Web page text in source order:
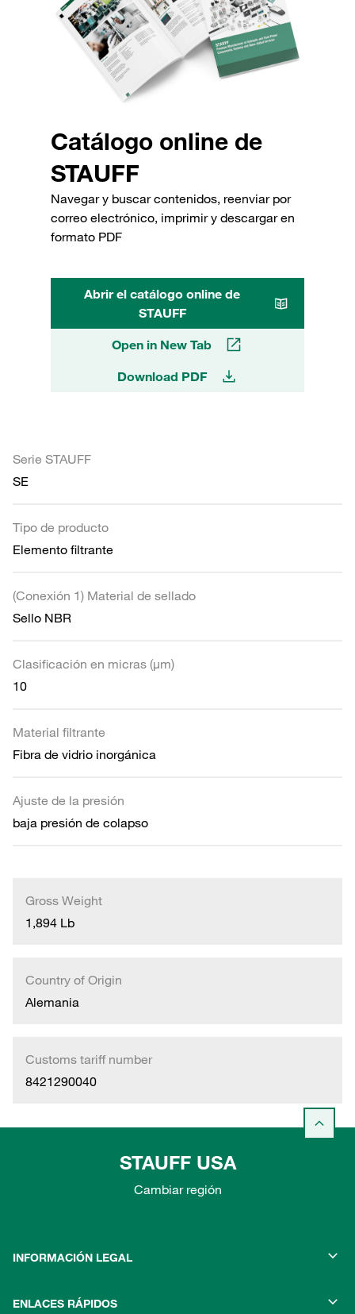
Catálogo online de
STAUFF
Navegar y buscar contenidos, reenviar por
correo electrónico, imprimir y descargar en
formato PDF
Abrir el catálogo online de
STAUFF
Open in New Tab
Download PDF
Serie STAUFF
SE
Tipo de producto
Elemento filtrante
(Conexión 1) Material de sellado
Sello NBR
Clasificación en micras (µm)
10
Material filtrante
Fibra de vidrio inorgánica
Ajuste de la presión
baja presión de colapso
Gross Weight
1,894 Lb
Country of Origin
Alemania
Customs tariff number
8421290040
STAUFF USA
Cambiar región
INFORMACIÓN LEGAL
ENLACES RÁPIDOS